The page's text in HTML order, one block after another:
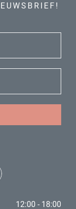
12:00 - 18:00